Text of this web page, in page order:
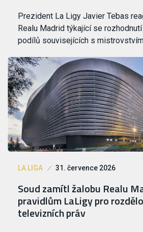
Prezident La Ligy Javier Tebas
Realu Madrid týkající se
podílů souvisejících s
LA LIGA 31. července 2026
Soud zamítl žalobu Realu
pravidlům LaLigy pro
televizních práv